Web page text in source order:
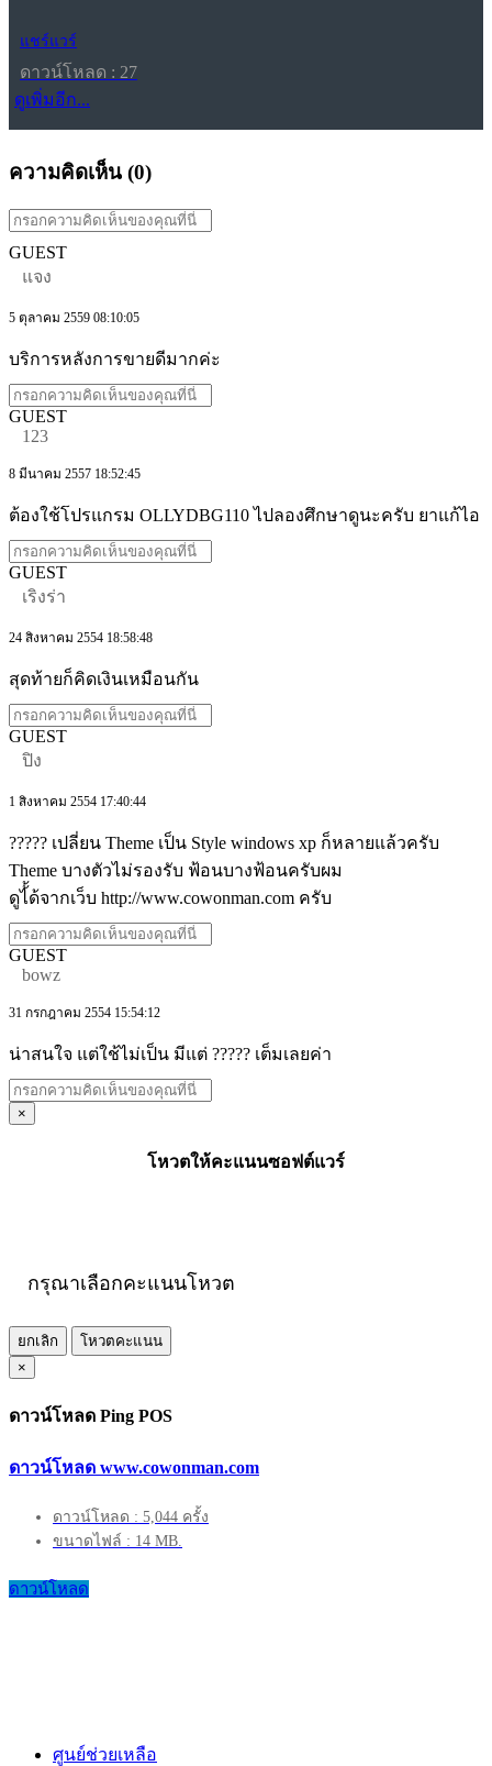
แชร์แวร์
ดาวน์โหลด : 27
ดูเพิ่มอีก...
ความคิดเห็น (0)
GUEST
แจง
5 ตุลาคม 2559 08:10:05
บริการหลังการขายดีมากค่ะ
GUEST
123
8 มีนาคม 2557 18:52:45
ต้องใช้โปรแกรม OLLYDBG110 ไปลองศึกษาดูนะครับ ยาแก้ไอ
GUEST
เริงร่า
24 สิงหาคม 2554 18:58:48
สุดท้ายก็คิดเงินเหมือนกัน
GUEST
ปิง
1 สิงหาคม 2554 17:40:44
????? เปลี่ยน Theme เป็น Style windows xp ก็หลายแล้วครับ
Theme บางตัวไม่รองรับ ฟ้อนบางฟ้อนครับผม
ดูไ้้ด้จากเว็บ http://www.cowonman.com ครับ
GUEST
bowz
31 กรกฎาคม 2554 15:54:12
น่าสนใจ แต่ใช้ไม่เป็น มีแต่ ????? เต็มเลยค่า
×
โหวตให้คะแนนซอฟต์แวร์
กรุณาเลือกคะแนนโหวต
ยกเลิก
โหวตคะแนน
×
ดาวน์โหลด Ping POS
ดาวน์โหลด www.cowonman.com
ดาวน์โหลด : 5,044 ครั้ง
ขนาดไฟล์ : 14 MB.
ดาวน์โหลด
ศูนย์ช่วยเหลือ